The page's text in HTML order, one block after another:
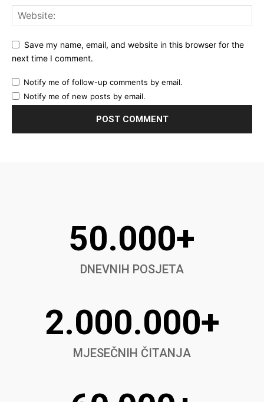
Save my name, email, and website in this browser for the
next time I comment.
Notify me of follow-up comments by email.
Notify me of new posts by email.
50.000+
DNEVNIH POSJETA
2.000.000+
MJESEČNIH ČITANJA